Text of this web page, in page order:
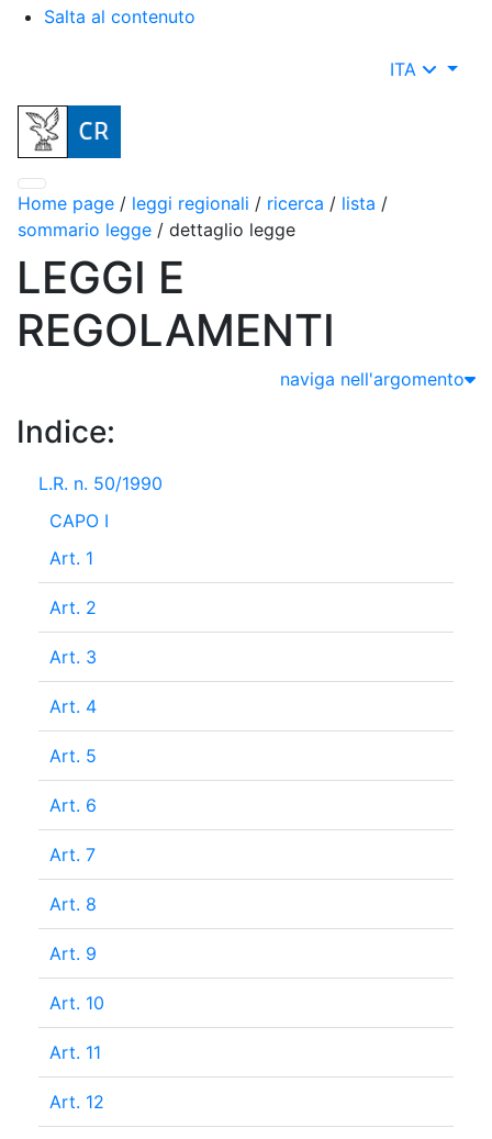
Salta al contenuto
ITA
Home page / leggi regionali / ricerca / lista /
sommario legge / dettaglio legge
LEGGI E
REGOLAMENTI
naviga nell'argomento
Indice:
L.R. n. 50/1990
CAPO I
Art. 1
Art. 2
Art. 3
Art. 4
Art. 5
Art. 6
Art. 7
Art. 8
Art. 9
Art. 10
Art. 11
Art. 12